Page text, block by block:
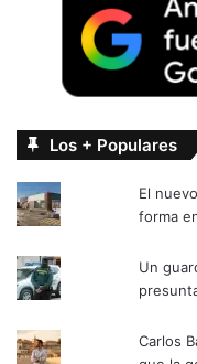
Los + Populares
El
forma
Un
Carlos